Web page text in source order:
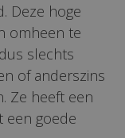
Deze hoge
omheen te
slechts
of anderszins
Ze heeft een
een goede